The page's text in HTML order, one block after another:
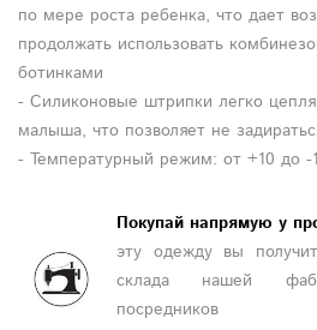
по мере роста ребенка, что дает
продолжать использовать
ботинками
- Силиконовые штрипки легко
малыша, что позволяет не
- Температурный режим: от +10 до -
Покупай напрямую у
эту одежду вы
склада нашей
посредников